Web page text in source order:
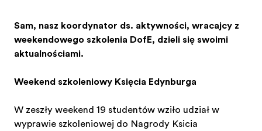
Sam, nasz koordynator ds. aktywności, wracający z
weekendowego szkolenia DofE, dzieli się swoimi
aktualnościami.
Weekend szkoleniowy Księcia Edynburga
W zeszły weekend 19 studentów wzięło udział w
wyprawie szkoleniowej do Nagrody Księcia